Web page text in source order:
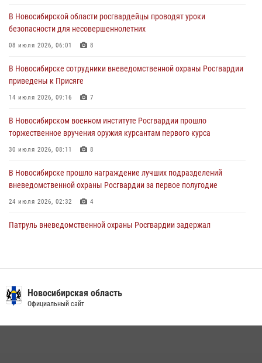
В Новосибирске сотрудниками вневедомственной охраны
Росгвардии задержан гражданин, находящийся в розыске
В Новосибирске военнослужащие отряда спецназа «Ермак»
Росгвардии провели занятия по беспарашютному десантированию
В Новосибирске военнослужащие Росгвардии почтили память детей
– жертв войны в Донбассе
В Новосибирской области росгвардейцы проводят уроки
безопасности для несовершеннолетних
08 июля 2026, 06:01 8
В Новосибирске сотрудники вневедомственной охраны Росгвардии
приведены к Присяге
14 июля 2026, 09:16 7
В Новосибирском военном институте Росгвардии прошло
торжественное вручения оружия курсантам первого курса
30 июля 2026, 08:11 8
В Новосибирске прошло награждение лучших подразделений
вневедомственной охраны Росгвардии за первое полугодие
24 июля 2026, 02:32 4
Патруль вневедомственной охраны Росгвардии задержал
Росгвардии задержаны лица, находящихся в розыске
13 июля 2026, 05:32
Новосибирская область
Официальный сайт